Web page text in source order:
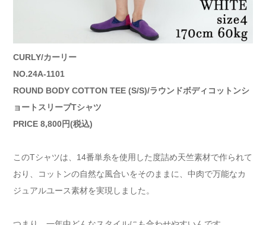
CURLY/カーリー
NO.24A-1101
ROUND BODY COTTON TEE (S/S)/ラウンドボディコットンシ
ョートスリーブTシャツ
PRICE 8,800円(税込)
このTシャツは、14番単糸を使用した度詰め天竺素材で作られて
おり、コットンの自然な風合いをそのままに、中肉で万能なカ
ジュアルユース素材を実現しました。